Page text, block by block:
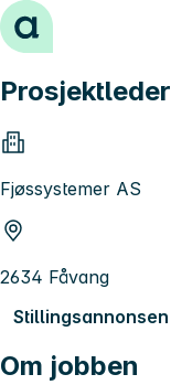
Hopp til innhold
Fjøssystemer AS
2634 Fåvang
Om jobben